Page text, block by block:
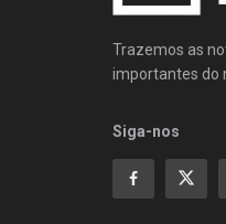
Trazemos as
importantes do
Siga-nos